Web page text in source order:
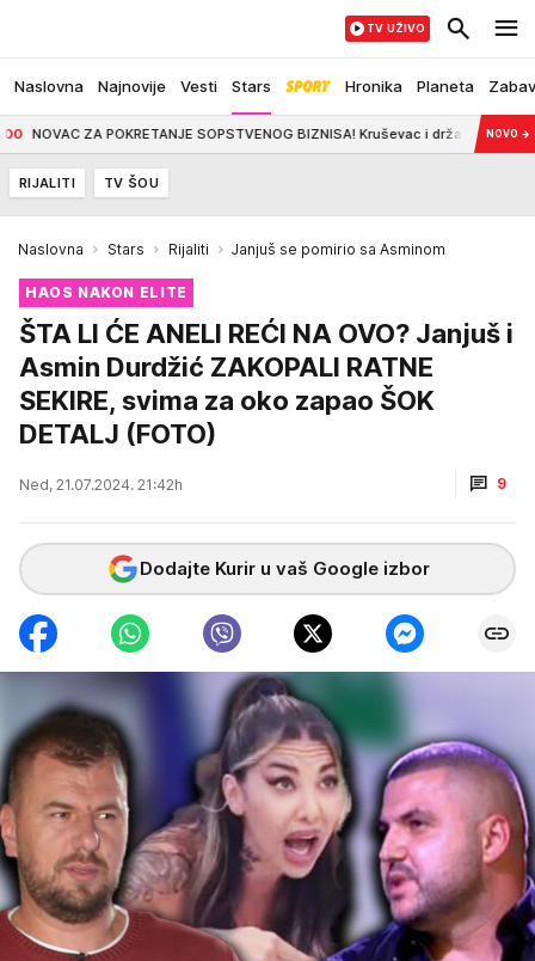
Naslovna Najnovije Vesti Stars Hronika Planeta
TV UŽIVO
ZA POKRETANJE SOPSTVENOG BIZNISA! Kruševac i država izdvojili 27,5
NOVO →
RIJALITI TV ŠOU
Naslovna Stars Rijaliti Janjuš se pomirio sa Asminom
HAOS NAKON ELITE
ŠTA LI ĆE ANELI REĆI NA OVO? Janjuš i
Asmin Durdžić ZAKOPALI RATNE
SEKIRE, svima za oko zapao ŠOK
DETALJ (FOTO)
Ned, 21.07.2024. 21:42h 9
Dodajte Kurir u vaš Google izbor